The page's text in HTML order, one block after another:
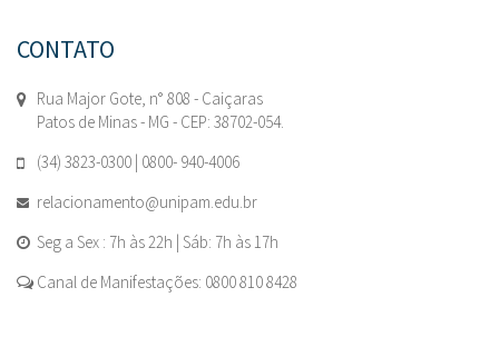
CONTATO
Rua Major Gote, n° 808 - Caiçaras
Patos de Minas - MG - CEP: 38702-054.
(34) 3823-0300 | 0800- 940-4006
relacionamento@unipam.edu.br
Seg a Sex : 7h às 22h | Sáb: 7h às 17h
Canal de Manifestações: 0800 810 8428